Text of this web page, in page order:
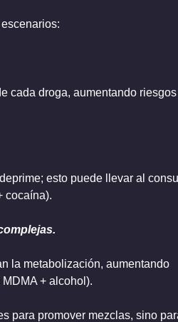
cada droga, aumentando riesgos
esto puede llevar al
cocaína).
la metabolización, aumentando
+ alcohol).